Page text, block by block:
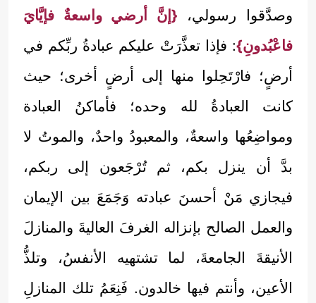
وصدَّقوا رسولي، {إنَّ أرضي واسعةٌ فإيَّايَ
فاعْبُدونِ}: فإذا تعذَّرَتْ عليكم عبادةُ ربِّكم في
أرضٍ؛ فارْتَحِلوا منها إلى أرضٍ أخرى؛ حيث
كانت العبادةُ لله وحده؛ فأماكنُ العبادة
ومواضِعُها واسعةٌ، والمعبودُ واحدٌ، والموتُ لا
بدَّ أن ينزل بكم، ثم تُرْجَعون إلى ربكم،
فيجازي مَنْ أحسنَ عبادته وَجَمَعَ بين الإيمان
والعمل الصالح بإنزاله الغرفَ العاليةَ والمنازلَ
الأنيقةَ الجامعةَ، لما تشتهيه الأنفسُ، وتلذُّ
الأعين، وأنتم فيها خالدون. فَنِعَمُ تلك المنازلِ